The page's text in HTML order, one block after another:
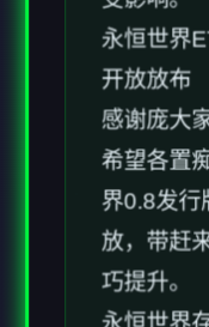
感谢庞大
希望各置
界0.8发行
放，带赶
巧提升。
永恒世界
变更日志
1650+张